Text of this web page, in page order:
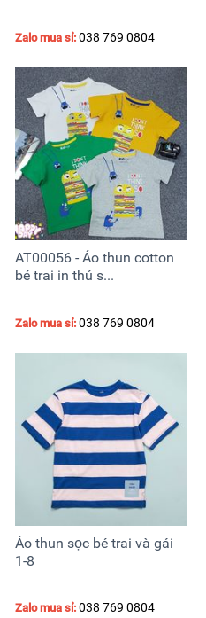
Zalo mua sỉ: 038 769 0804
AT00056 - Áo thun cotton
bé trai in thú s...
Zalo mua sỉ: 038 769 0804
Áo thun sọc bé trai và gái
1-8
Zalo mua sỉ: 038 769 0804